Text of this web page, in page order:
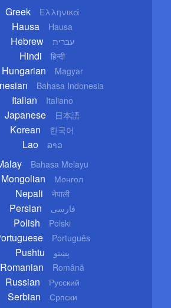
Greek Ελληνικά
Hausa Hausa
Hebrew עברית
Hindi हिन्दी
Hungarian Magyar
Bahasa Indonesia
Italian Italiano
Japanese 日本語
Korean 한국어
Lao ລາວ
Bahasa Melayu
Mongolian Монгол
Nepali नेपाली
Persian فارسی
Polish Polski
Português
Pushtu پښتو
Romanian Română
Russian Русский
Serbian Српски